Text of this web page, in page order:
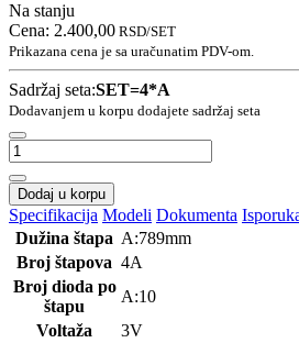
Na stanju
Cena: 2.400,00 RSD/SET
Prikazana cena je sa uračunatim PDV-om.
Sadržaj seta:SET=4*A
Dodavanjem u korpu dodajete sadržaj seta
Dodaj u korpu
Specifikacija Modeli Dokumenta
Dužina štapa A:789mm
Broj štapova 4A
Broj dioda po
štapu
A:10
Voltaža
3V